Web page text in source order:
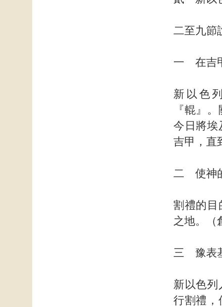
二至九節
一 在吉
新以色
『輥』
今日將埃
吉甲，直
二 使神
割禮的目
之地。（
三 豫表
新以色列
行割禮，